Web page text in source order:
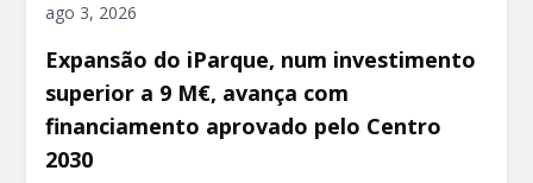
ago 3, 2026
Expansão do iParque, num investimento
superior a 9 M€, avança com
financiamento aprovado pelo Centro
2030